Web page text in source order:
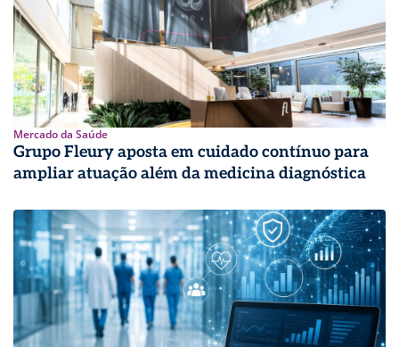
Mercado da Saúde
Grupo Fleury aposta em cuidado contínuo para
ampliar atuação além da medicina diagnóstica